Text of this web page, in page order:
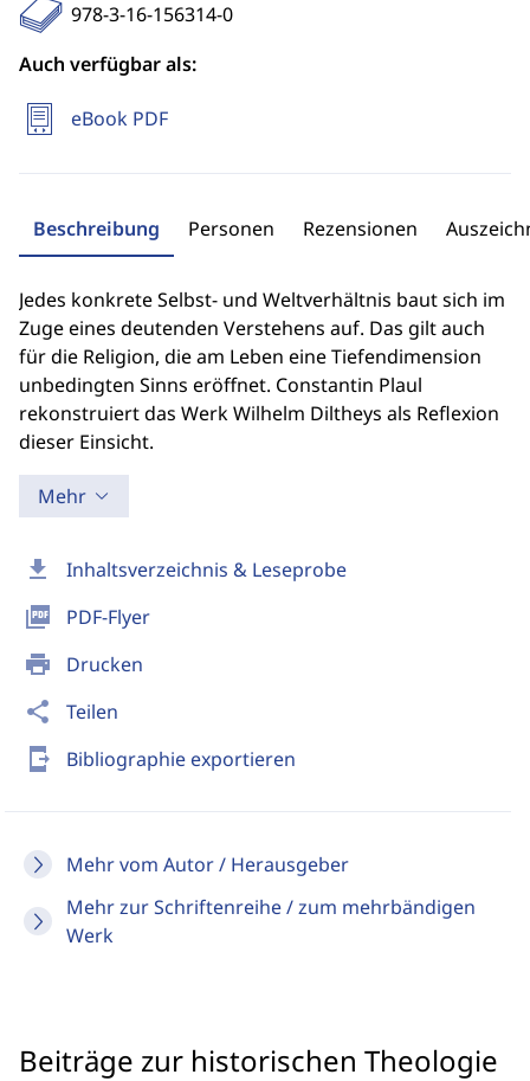
download Inhaltsverzeichnis & Leseprobe
picture_as_pdf PDF-Flyer
print Drucken
share Teilen
send_to_mobile Bibliographie exportieren
Mehr vom Autor / Herausgeber
Mehr zur Schriftenreihe / zum mehrbändigen
Werk
978-3-16-156314-0
Auch verfügbar als:
eBook PDF
Beschreibung Personen Rezensionen
Jedes konkrete Selbst- und Weltverhältnis baut sich im
Zuge eines deutenden Verstehens auf. Das gilt auch
für die Religion, die am Leben eine Tiefendimension
unbedingten Sinns eröffnet. Constantin Plaul
rekonstruiert das Werk Wilhelm Diltheys als Reflexion
dieser Einsicht.
Mehr
Beiträge zur historischen Theologie